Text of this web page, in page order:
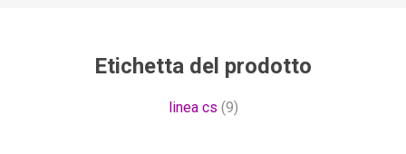
Etichetta del prodotto
linea cs (9)